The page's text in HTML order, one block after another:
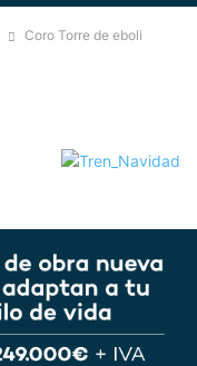
Coro Torre de eboli